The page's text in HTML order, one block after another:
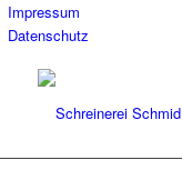
Impressum
Datenschutz